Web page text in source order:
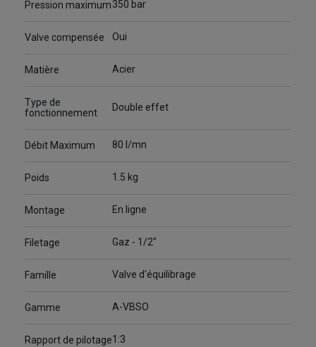
Pression maximum350 bar
Valve compensée Oui
Matière Acier
Type de
fonctionnement
Double effet
Débit Maximum 80 l/mn
Poids 1.5 kg
Montage En ligne
Filetage Gaz - 1/2"
Famille Valve d'équilibrage
Gamme A-VBSO
Rapport de pilotage1:3